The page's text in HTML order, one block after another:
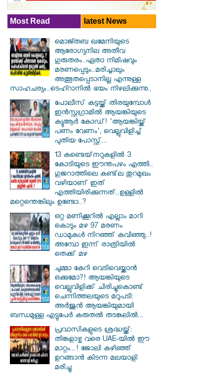
Most Read latest News
മൊജ്തബ ഖമേനിയുടെ
ആരോഗ്യനില അതീവ
ഗുരുതരം..ഏതാ നിമിഷവും
മരണപ്പെടും..മരിച്ചാലും
അത്ഭുതപ്പെടാനില്ല എന്നുള്ള
സാഹചര്യം..ടെഹ്റാനിൽ ഭയം നിഴലിക്കുന്നു..
പോലീസ് കട്ടയ്ക്ക് തിരയുമ്പോൾ
ഇൻസ്റ്റഗ്രാമിൽ ആയങ്കിയുടെ
ക്യുആർ കോഡ്! 'ആയങ്കിയ്ക്ക്
പണം വേണം', വെല്ലുവിളിച്ച്
പുതിയ പോസ്റ്റ്...
13 കണ്ടെയ്‌നറുകളിൽ 3
കോടിയുടെ ഈന്തപഴം എത്തി..
ഗുജറാത്തിലെ കണ്ട്‌ല തുറമുഖം
വഴിയാണ് ഇത്
എത്തിയിരിക്കുന്നത്..ഉള്ളിൽ
മറ്റെന്തെങ്കിലും ഉണ്ടോ..?
ഒറ്റ മണിക്കൂറിൽ എല്ലാം മാറി
കൊടും മഴ 97 മരണം
ഡാമുകൾ നിറഞ്ഞ് കവിഞ്ഞു..!
അമ്പോ ഇന്ന് രാത്രിയിൽ
തെക്ക് മഴ
ചുമ്മാ കേറി വെടിവെയ്ക്കാൻ
ഒക്കുമോ?! ആയങ്കിയുടെ
വെല്ലുവിളിക്ക് ചിരിച്ചുകൊണ്ട്
ചെന്നിത്തലയുടെ മറുപടി:
അർജുൻ ആയങ്കിയുമായി
ബന്ധമുള്ള എട്ടുപേർ കരുതൽ തടങ്കലിൽ...
പ്രവാസികളുടെ ശ്രദ്ധയ്ക്ക്:
തിങ്കളാഴ്ച വരെ UAE-യിൽ ഈ
മാറ്റം...! ജോലി കഴിഞ്ഞ്
ഉറങ്ങാൻ കിടന്ന മലയാളി
മരിച്ചു